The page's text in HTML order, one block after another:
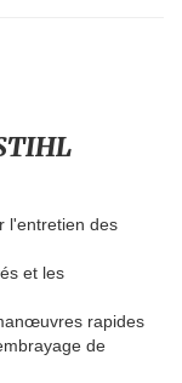
l'entretien des
et les
rapides
de